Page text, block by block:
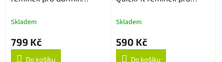
Skladem
799 Kč
Do košíku
Skladem
590 Kč
Do košíku